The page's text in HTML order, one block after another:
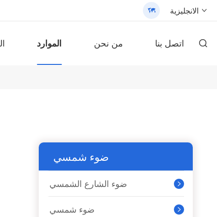
 الانجليزية 
الموارد من نحن اتصل بنا 
ضوء شمسي
ضوء الشارع الشمسي 
ضوء شمسي 